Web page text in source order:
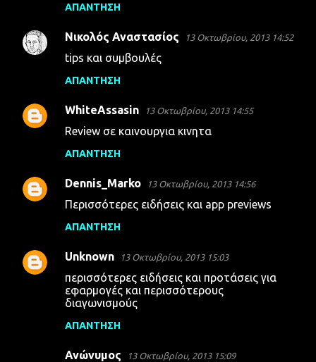
ΑΠΆΝΤΗΣΗ
Νικολός Αναστασίος 13 Οκτωβρίου, 2013 14:52
tips και συμβουλές
ΑΠΆΝΤΗΣΗ
WhiteAssasin 13 Οκτωβρίου, 2013 14:55
Review σε καινουργια κινητα
ΑΠΆΝΤΗΣΗ
Dennis_Marko 13 Οκτωβρίου, 2013 14:56
Περισσότερες ειδήσεις και app previews
ΑΠΆΝΤΗΣΗ
Unknown 13 Οκτωβρίου, 2013 15:03
περισσότερες ειδήσεις και προτάσεις για
εφαρμογές και περισσότερους
διαγωνισμούς
ΑΠΆΝΤΗΣΗ
Ανώνυμος 13 Οκτωβρίου, 2013 15:09